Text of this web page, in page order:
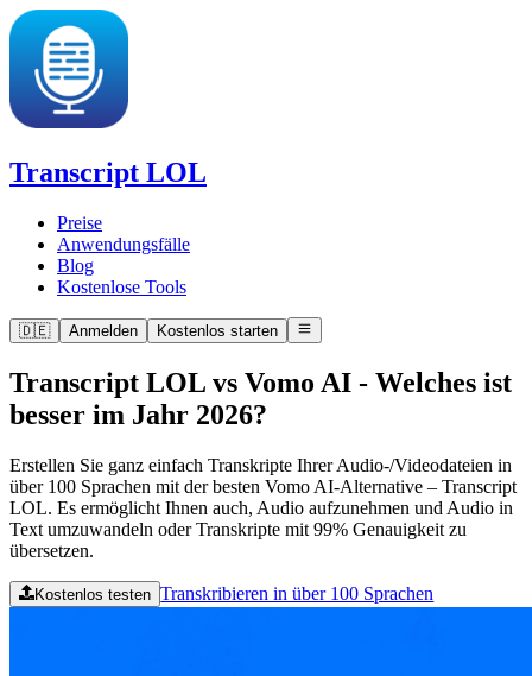
Transcript LOL
Preise
Anwendungsfälle
Blog
Kostenlose Tools
🇩🇪 Anmelden Kostenlos starten
Transcript LOL vs Vomo AI - Welches ist
besser im Jahr 2026?
Erstellen Sie ganz einfach Transkripte Ihrer Audio-/Videodateien in
über 100 Sprachen mit der besten Vomo AI-Alternative – Transcript
LOL. Es ermöglicht Ihnen auch, Audio aufzunehmen und Audio in
Text umzuwandeln oder Transkripte mit 99% Genauigkeit zu
übersetzen.
Kostenlos testen Transkribieren in über 100 Sprachen